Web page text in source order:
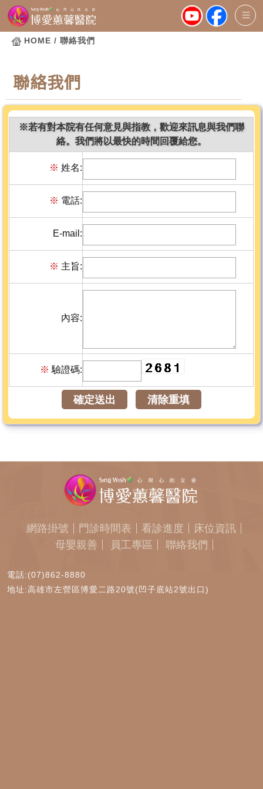
HOME / 聯絡我們
聯絡我們
※若有對本院有任何意見與指教，歡迎來訊息與我們聯
絡。我們將以最快的時間回覆給您。
※ 姓名:
※ 電話:
E-mail:
※ 主旨:
內容:
※ 驗證碼:
確定送出 清除重填
網路掛號 門診時間表 看診進度
床位資訊
母嬰親善
員工專區 聯絡我們
電話:(07)862-8880
地址:高雄市左營區博愛二路20號(凹子底站2號出口)